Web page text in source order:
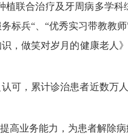
联合治疗及牙周病多学
标兵“、“优秀实习带教
，做笑对岁月的健康老
可，累计诊治患者近数
高业务能力，为患者解除病